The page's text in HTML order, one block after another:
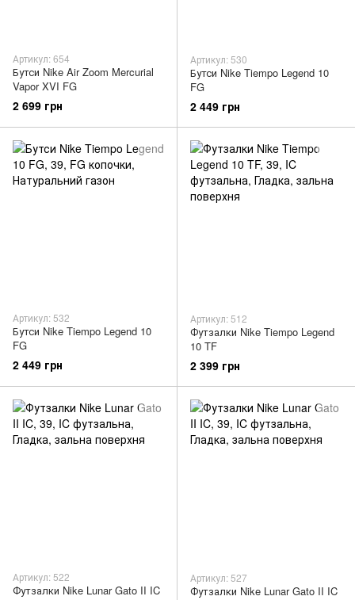
Артикул: 654
Бутси Nike Air Zoom Mercurial
Vapor XVI FG
2 699 грн
Артикул: 530
Бутси Nike Tiempo Legend 10
FG
2 449 грн
Артикул: 532
Бутси Nike Tiempo Legend 10
FG
2 449 грн
Артикул: 512
Футзалки Nike Tiempo Legend
10 TF
2 399 грн
Артикул: 522
Футзалки Nike Lunar Gato II IC
Артикул: 527
Футзалки Nike Lunar Gato II IC